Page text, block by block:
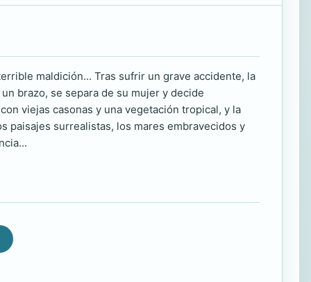
maldición... Tras sufrir un grave accidente, la
brazo, se separa de su mujer y decide
viejas casonas y una vegetación tropical, y la
paisajes surrealistas, los mares embravecidos y